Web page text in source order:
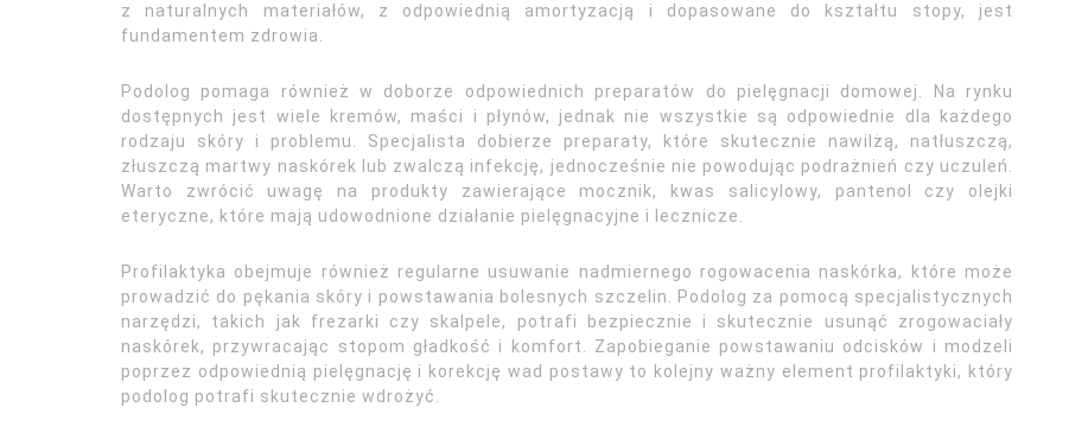
z naturalnych materiałów, z odpowiednią amortyzacją i dopasowane do kształtu stopy, jest
fundamentem zdrowia.
Podolog pomaga również w doborze odpowiednich preparatów do pielęgnacji domowej. Na rynku
dostępnych jest wiele kremów, maści i płynów, jednak nie wszystkie są odpowiednie dla każdego
rodzaju skóry i problemu. Specjalista dobierze preparaty, które skutecznie nawilżą, natłuszczą,
złuszczą martwy naskórek lub zwalczą infekcję, jednocześnie nie powodując podrażnień czy uczuleń.
Warto zwrócić uwagę na produkty zawierające mocznik, kwas salicylowy, pantenol czy olejki
eteryczne, które mają udowodnione działanie pielęgnacyjne i lecznicze.
Profilaktyka obejmuje również regularne usuwanie nadmiernego rogowacenia naskórka, które może
prowadzić do pękania skóry i powstawania bolesnych szczelin. Podolog za pomocą specjalistycznych
narzędzi, takich jak frezarki czy skalpele, potrafi bezpiecznie i skutecznie usunąć zrogowaciały
naskórek, przywracając stopom gładkość i komfort. Zapobieganie powstawaniu odcisków i modzeli
poprzez odpowiednią pielęgnację i korekcję wad postawy to kolejny ważny element profilaktyki, który
podolog potrafi skutecznie wdrożyć.